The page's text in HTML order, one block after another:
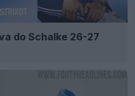
do Schalke 26-27